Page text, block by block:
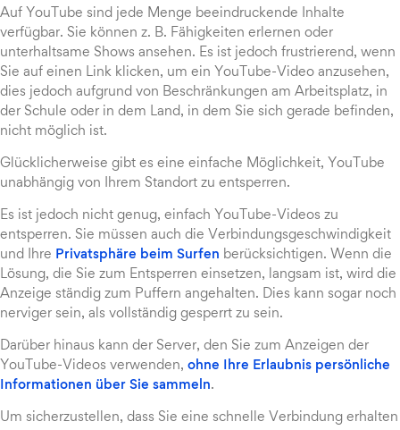
Auf YouTube sind jede Menge beeindruckende Inhalte
verfügbar. Sie können z. B. Fähigkeiten erlernen oder
unterhaltsame Shows ansehen. Es ist jedoch frustrierend, wenn
Sie auf einen Link klicken, um ein YouTube-Video anzusehen,
dies jedoch aufgrund von Beschränkungen am Arbeitsplatz, in
der Schule oder in dem Land, in dem Sie sich gerade befinden,
nicht möglich ist.
Glücklicherweise gibt es eine einfache Möglichkeit, YouTube
unabhängig von Ihrem Standort zu entsperren.
Es ist jedoch nicht genug, einfach YouTube-Videos zu
entsperren. Sie müssen auch die Verbindungsgeschwindigkeit
und Ihre Privatsphäre beim Surfen berücksichtigen. Wenn die
Lösung, die Sie zum Entsperren einsetzen, langsam ist, wird die
Anzeige ständig zum Puffern angehalten. Dies kann sogar noch
nerviger sein, als vollständig gesperrt zu sein.
Darüber hinaus kann der Server, den Sie zum Anzeigen der
YouTube-Videos verwenden, ohne Ihre Erlaubnis persönliche
Informationen über Sie sammeln.
Um sicherzustellen, dass Sie eine schnelle Verbindung erhalten